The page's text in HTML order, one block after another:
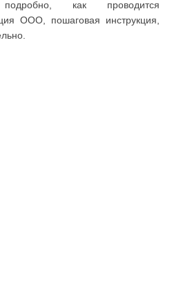
как проводится
ООО, пошаговая инструкция,